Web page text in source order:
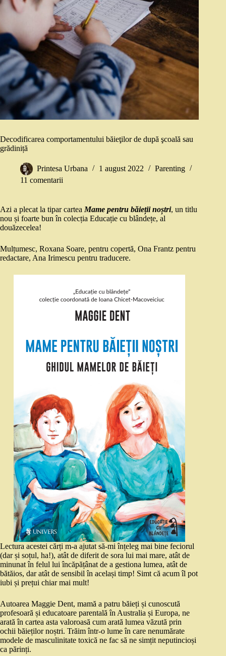
Decodificarea comportamentului băieţilor de după şcoală sau
grădiniță
Printesa Urbana 1 august 2022
Parenting
11 comentarii
Azi a plecat la tipar cartea Mame pentru băieții noștri, un titlu
nou și foarte bun în colecția Educație cu blândețe, al
douăzecelea!
Mulțumesc, Roxana Soare, pentru copertă, Ona Frantz pentru
redactare, Ana Irimescu pentru traducere.
Lectura acestei cărți m-a ajutat să-mi înțeleg mai bine feciorul
(dar și soțul, ha!), atât de diferit de sora lui mai mare, atât de
minunat în felul lui încăpățânat de a gestiona lumea, atât de
bătăios, dar atât de sensibil în același timp! Simt că acum îl pot
iubi și prețui chiar mai mult!
Autoarea Maggie Dent, mamă a patru băieți și cunoscută
profesoară și educatoare parentală în Australia și Europa, ne
arată în cartea asta valoroasă cum arată lumea văzută prin
ochii băieților noștri. Trăim într-o lume în care nenumărate
modele de masculinitate toxică ne fac să ne simțit neputincioși
ca părinți.